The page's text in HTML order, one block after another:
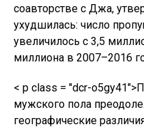
Семьи дважды
— в третий раз — они
мальчик. Джа
Бесконечные
обратиться за помощью
время она принимает